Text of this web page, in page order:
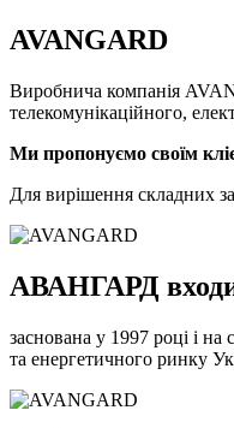
AVANGARD
Виробнича компанія
телекомунікаційного,
Ми пропонуємо своїм
Для вирішення складних
АВАНГАРД
заснована у 1997 році і на
та енергетичного ринку